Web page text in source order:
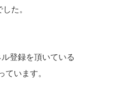
た。
登録を頂いている
ています。